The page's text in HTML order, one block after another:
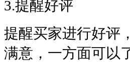
3.提醒好评
提醒买家进行好评
满意，一方面可以